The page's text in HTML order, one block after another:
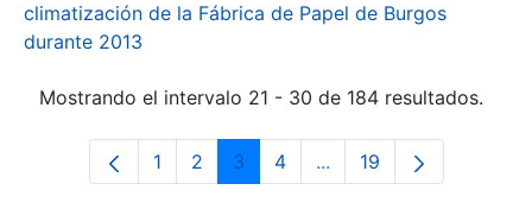
climatización de la Fábrica de Papel de Burgos
durante 2013
Mostrando el intervalo 21 - 30 de 184 resultados.
Página
1 Página
2 Página
3 Página
4 ...Páginas intermedias
Página
19